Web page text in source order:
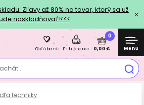
Zľavy až 80% na tovar, ktorý sa už
naskladňovať!<<<
Obľúbené Prihlásenie
0
0,00 € Menu
techniky